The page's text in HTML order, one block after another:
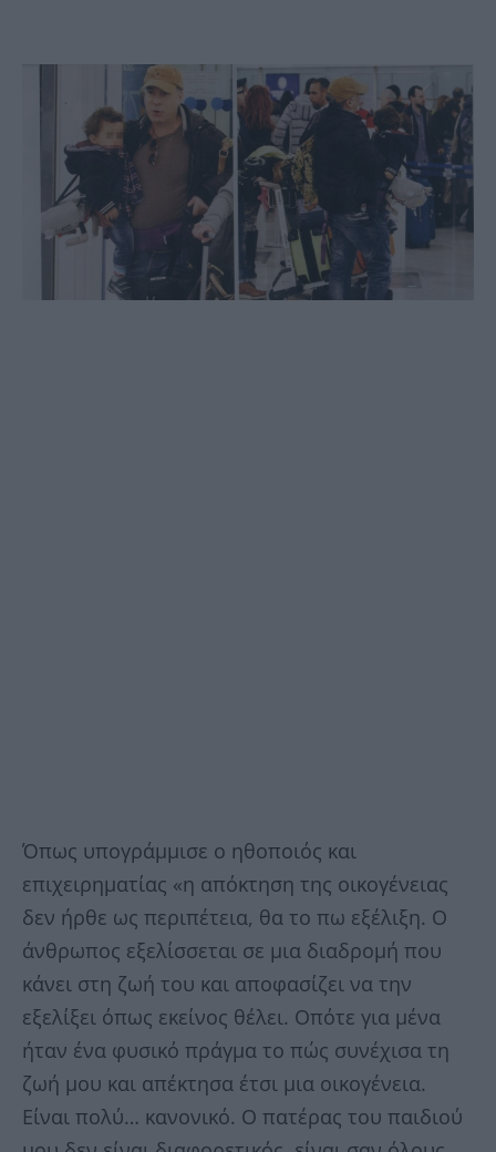
Όπως υπογράμμισε ο ηθοποιός και
επιχειρηματίας «η απόκτηση της οικογένειας
δεν ήρθε ως περιπέτεια, θα το πω εξέλιξη. Ο
άνθρωπος εξελίσσεται σε μια διαδρομή που
κάνει στη ζωή του και αποφασίζει να την
εξελίξει όπως εκείνος θέλει. Οπότε για μένα
ήταν ένα φυσικό πράγμα το πώς συνέχισα τη
ζωή μου και απέκτησα έτσι μια οικογένεια.
Είναι πολύ… κανονικό. Ο πατέρας του παιδιού